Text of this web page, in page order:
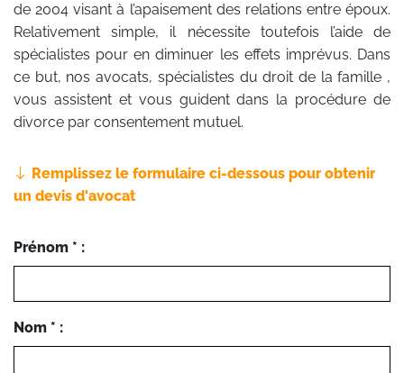
de 2004 visant à l’apaisement des relations entre époux.
Relativement simple, il nécessite toutefois l’aide de
spécialistes pour en diminuer les effets imprévus. Dans
ce but, nos avocats, spécialistes du droit de la famille ,
vous assistent et vous guident dans la procédure de
divorce par consentement mutuel.
Remplissez le formulaire ci-dessous pour obtenir
un devis d'avocat
Prénom * :
Nom * :